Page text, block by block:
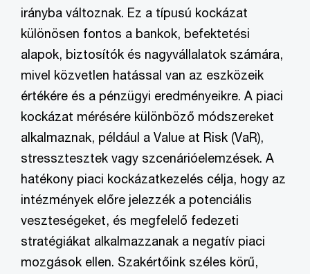
irányba változnak. Ez a típusú kockázat
különösen fontos a bankok, befektetési
alapok, biztosítók és nagyvállalatok számára,
mivel közvetlen hatással van az eszközeik
értékére és a pénzügyi eredményeikre. A piaci
kockázat mérésére különböző módszereket
alkalmaznak, például a Value at Risk (VaR),
stressztesztek vagy szcenárióelemzések. A
hatékony piaci kockázatkezelés célja, hogy az
intézmények előre jelezzék a potenciális
veszteségeket, és megfelelő fedezeti
stratégiákat alkalmazzanak a negatív piaci
mozgások ellen. Szakértőink széles körű,